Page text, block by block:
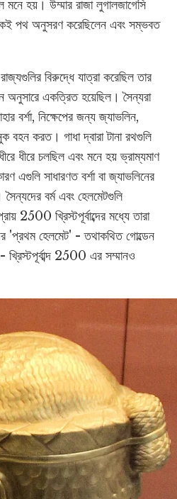
মনে হয়। উম্মার রাজা লুগালজাগেসি
পথ অনুসরণ করেছিলেন এবং সম্ভবত
বিরুদ্ধে যাত্রা করেছিল তার
অনুসারে একত্রিত হয়েছিল। সৈন্যরা
বর্শা, নিক্ষেপের জন্য জ্যাভলিন,
বহন করত। গাধা দ্বারা টানা রথগুলি
ধীরে চলছিল এবং মনে হয় ভ্রাম্যমাণ
এগুলি সাধারণত বর্শা বা জ্যাভলিনের
বর্ম এবং হেলমেটগুলি
2500 খ্রিস্টপূর্বাব্দের মধ্যে তারা
'প্রথম হেলমেট' - তথাকথিত গোল্ডেন
2500 এর সম্মানও